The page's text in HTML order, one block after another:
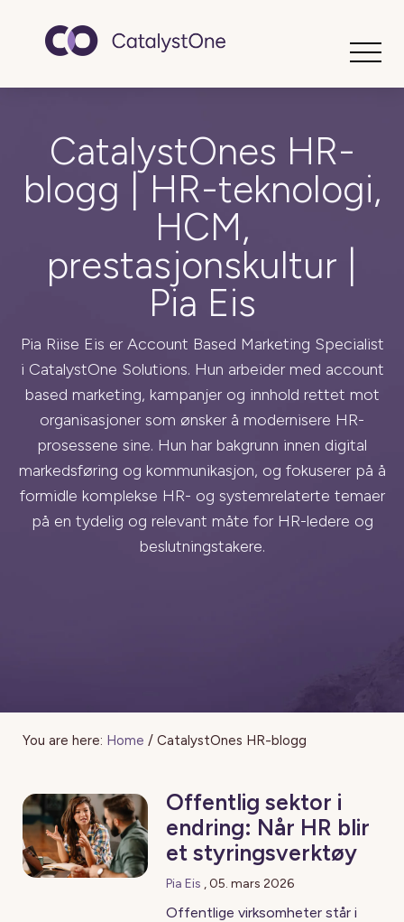
CatalystOnes HR-
blogg | HR-teknologi,
HCM,
prestasjonskultur |
Pia Eis
Pia Riise Eis er Account Based Marketing Specialist
i CatalystOne Solutions. Hun arbeider med account
based marketing, kampanjer og innhold rettet mot
organisasjoner som ønsker å modernisere HR-
prosessene sine. Hun har bakgrunn innen digital
markedsføring og kommunikasjon, og fokuserer på å
formidle komplekse HR- og systemrelaterte temaer
på en tydelig og relevant måte for HR-ledere og
beslutningstakere.
You are here: Home / CatalystOnes HR-blogg
Offentlig sektor i
endring: Når HR blir
et styringsverktøy
Pia Eis ,05. mars 2026
Offentlige virksomheter står i